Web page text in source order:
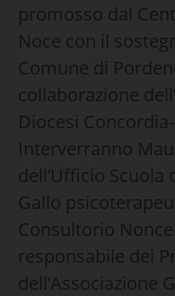
promosso dal
Noce con il
Comune di
collaborazione
Diocesi
Interverranno
dell’Ufficio Scuola
Gallo
Consultorio
responsabile dei
dell’Associazione